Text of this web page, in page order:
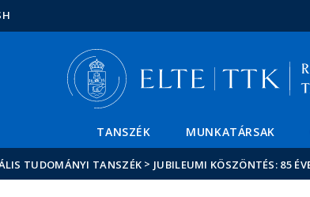
TANSZÉK MUNKATÁRSAK
TUDOMÁNYI TANSZÉK > JUBILEUMI KÖSZÖNTÉS: 85